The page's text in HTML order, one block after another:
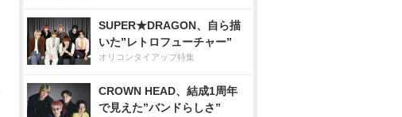
SUPER★DRAGON、自ら描
いた”レトロフューチャー”
オリコンタイアップ特集
CROWN HEAD、結成1周年
で見えた”バンドらしさ”